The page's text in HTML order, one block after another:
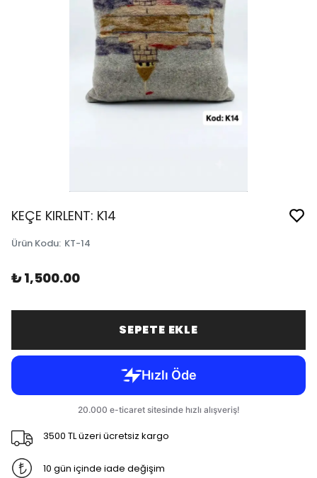
KEÇE KIRLENT: K14
Ürün Kodu: KT-14
₺ 1,500.00
SEPETE EKLE
3500 TL üzeri ücretsiz kargo
10 gün içinde iade değişim